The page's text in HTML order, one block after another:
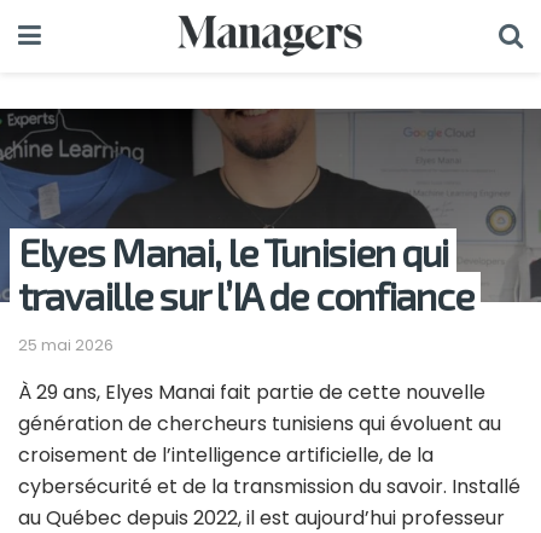
Elyes Manai, le Tunisien qui
travaille sur l’IA de confiance
25 mai 2026
À 29 ans, Elyes Manai fait partie de cette nouvelle
génération de chercheurs tunisiens qui évoluent au
croisement de l’intelligence artificielle, de la
cybersécurité et de la transmission du savoir. Installé
au Québec depuis 2022, il est aujourd’hui professeur